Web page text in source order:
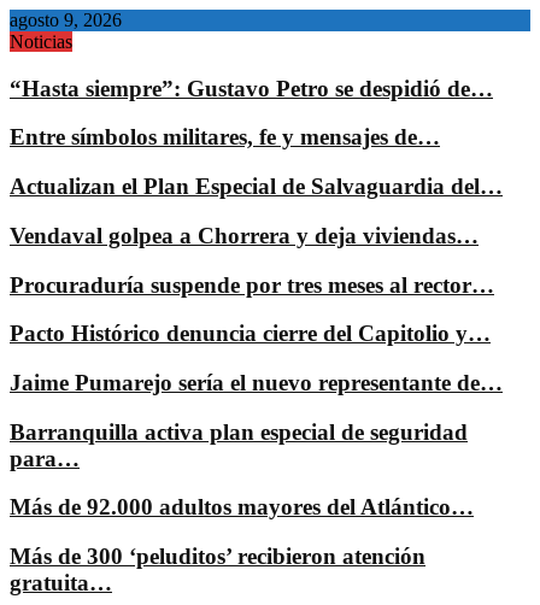
agosto 9, 2026
Noticias
“Hasta siempre”: Gustavo Petro se despidió de…
Entre símbolos militares, fe y mensajes de…
Actualizan el Plan Especial de Salvaguardia del…
Vendaval golpea a Chorrera y deja viviendas…
Procuraduría suspende por tres meses al rector…
Pacto Histórico denuncia cierre del Capitolio y…
Jaime Pumarejo sería el nuevo representante de…
Barranquilla activa plan especial de seguridad
para…
Más de 92.000 adultos mayores del Atlántico…
Más de 300 ‘peluditos’ recibieron atención
gratuita…